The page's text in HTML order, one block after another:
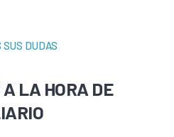
SUS DUDAS
LA HORA DE